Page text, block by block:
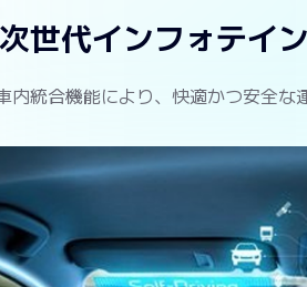
世代インフォテイ
内統合機能により、快適かつ安全